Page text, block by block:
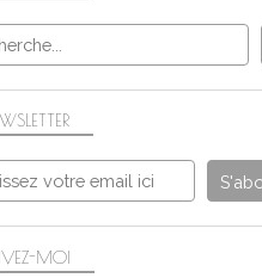
SUR MON AUTRE BLOG
MOI